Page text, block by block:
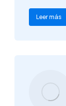
Leer más